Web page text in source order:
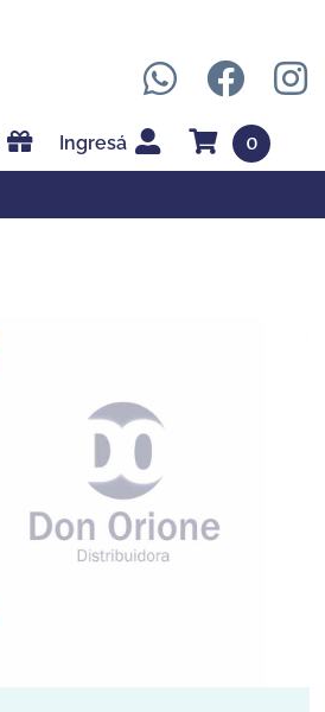
Ingresá 0